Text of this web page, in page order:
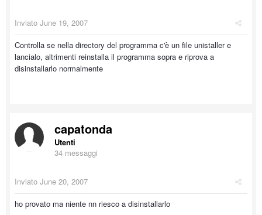
Inviato June 19, 2007
Controlla se nella directory del programma c'è un file unistaller e
lancialo, altrimenti reinstalla il programma sopra e riprova a
disinstallarlo normalmente
capatonda
Utenti
34 messaggi
Inviato June 20, 2007
ho provato ma niente nn riesco a disinstallarlo